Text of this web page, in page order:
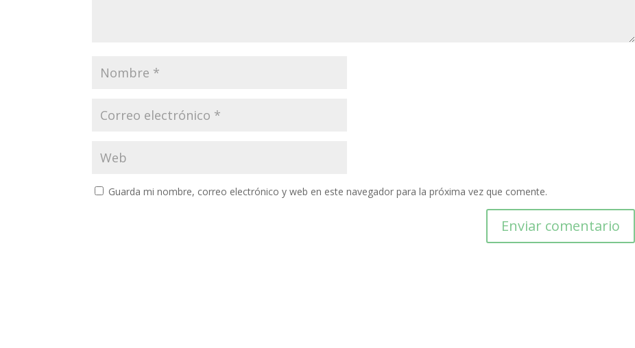
Guarda mi nombre, correo electrónico y web en este navegador para la próxima vez que comente.